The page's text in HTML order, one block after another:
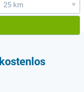
25 km »